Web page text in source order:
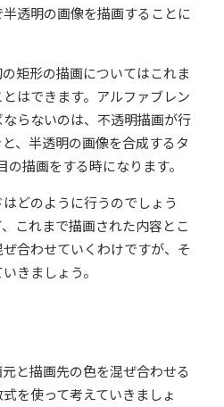
透明の画像を描画することに
矩形の描画についてはこれま
はできます。アルファブレン
らないのは、不透明描画が行
、半透明の画像を合成するタ
描画をする時になります。
どのように行うのでしょう
これまで描画された内容とこ
合わせていくわけですが、そ
きましょう。
と描画先の色を混ぜ合わせる
を使って考えていきましょ